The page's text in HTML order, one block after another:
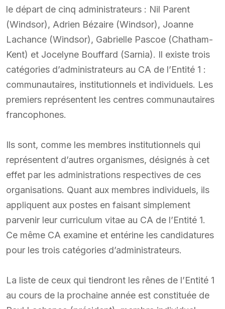
le départ de cinq administrateurs : Nil Parent
(Windsor), Adrien Bézaire (Windsor), Joanne
Lachance (Windsor), Gabrielle Pascoe (Chatham-
Kent) et Jocelyne Bouffard (Sarnia). Il existe trois
catégories d’administrateurs au CA de l’Entité 1 :
communautaires, institutionnels et individuels. Les
premiers représentent les centres communautaires
francophones.
Ils sont, comme les membres institutionnels qui
représentent d’autres organismes, désignés à cet
effet par les administrations respectives de ces
organisations. Quant aux membres individuels, ils
appliquent aux postes en faisant simplement
parvenir leur curriculum vitae au CA de l’Entité 1.
Ce même CA examine et entérine les candidatures
pour les trois catégories d’administrateurs.
La liste de ceux qui tiendront les rênes de l’Entité 1
au cours de la prochaine année est constituée de